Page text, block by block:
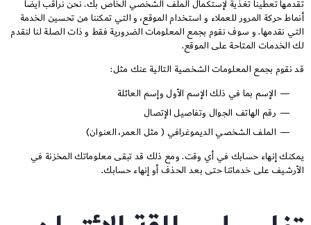
تقدمها تعطينا تغذية لإستكمال الملف الشخصي الخاص بك. نحن نراقب أيضاً
أنماط حركة المرور للعملاء و استخدام الموقع، و التي تمكننا من تحسين الخدمة
التي نقدمها. و سوف نقوم بجمع المعلومات الضرورية فقط و ذات الصلة لنا لنقدم
لك الخدمات المتاحة على الموقع.
قد نقوم بجمع المعلومات الشخصية التالية عنك مثل:
الإسم بما في ذلك الإسم الأول وإسم العائلة
رقم الهاتف الجوال وتفاصيل الإتصال
الملف الشخصي الديموغرافي ( مثل العمر، العنوان)
يمكنك إنهاء حسابك في أي وقت. ومع ذلك قد تبقى معلوماتك المخزنة في
الأرشيف على خدماتنا حتى بعد الحذف أو إنهاء حسابك.